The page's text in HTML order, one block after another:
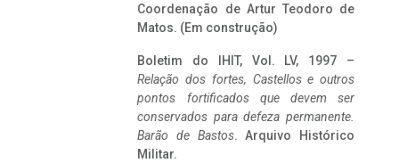
Coordenação de Artur Teodoro de
Matos. (Em construção)
Boletim do IHIT, Vol. LV, 1997 –
Relação dos fortes, Castellos e outros
pontos fortificados que devem ser
conservados para defeza permanente.
Barão de Bastos. Arquivo Histórico
Militar.